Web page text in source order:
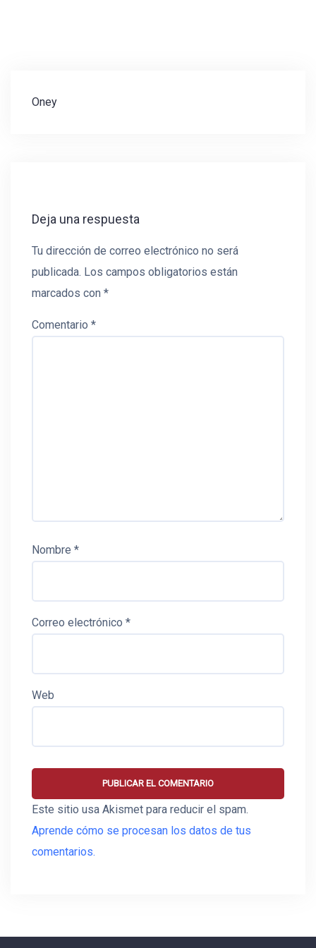
Navegación
Oney
Deja una respuesta
Tu dirección de correo electrónico no será
publicada. Los campos obligatorios están
marcados con *
Comentario *
Nombre *
Correo electrónico *
Web
Este sitio usa Akismet para reducir el spam.
Aprende cómo se procesan los datos de tus
comentarios.